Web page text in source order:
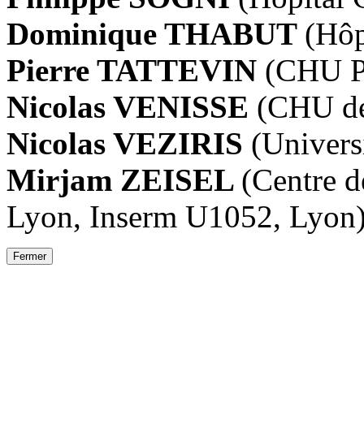
Dominique THABUT
Pierre TATTEVIN (CHU
Nicolas VENISSE (CHU
Nicolas VEZIRIS
Mirjam ZEISEL (Centre
Lyon, Inserm U1052,
Fermer